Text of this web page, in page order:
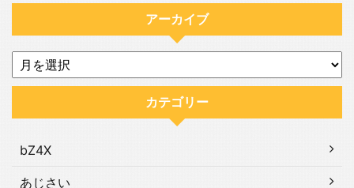
アーカイブ
カテゴリー
bZ4X
あじさい